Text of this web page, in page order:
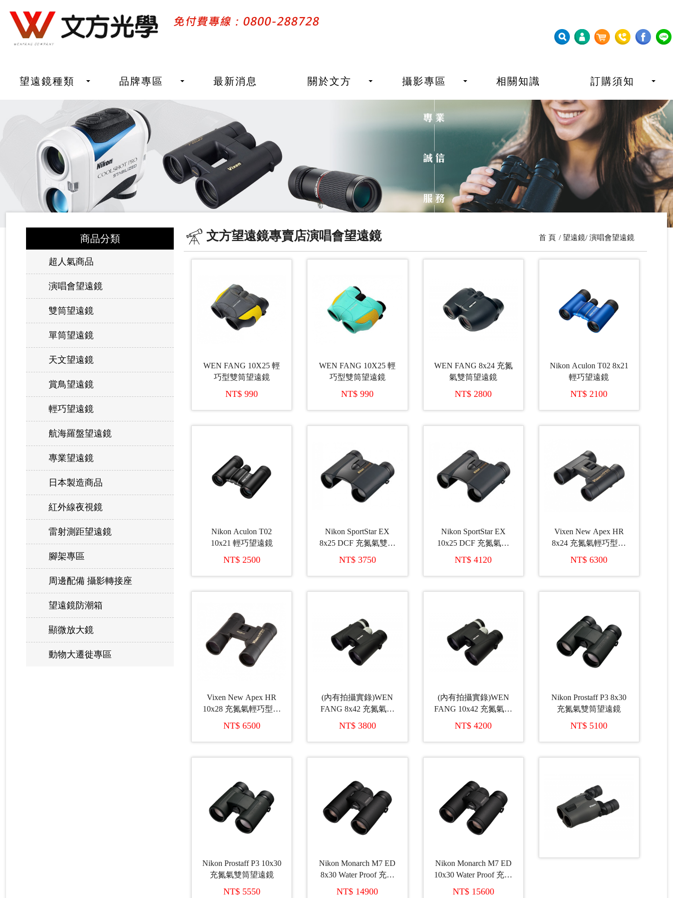
望遠鏡種類 品牌專區 最新消息 關於文方 攝影專區 相關知識 訂購須知
商品分類
超人氣商品
演唱會望遠鏡
雙筒望遠鏡
單筒望遠鏡
天文望遠鏡
賞鳥望遠鏡
輕巧望遠鏡
航海羅盤望遠鏡
專業望遠鏡
日本製造商品
紅外線夜視鏡
雷射測距望遠鏡
腳架專區
周邊配備 攝影轉接座
望遠鏡防潮箱
顯微放大鏡
動物大遷徙專區
文方望遠鏡專賣店演唱會望遠鏡 首 頁 望遠鏡 演唱會望遠鏡
WEN FANG 10X25 輕
巧型雙筒望遠鏡
NT$ 990
WEN FANG 10X25 輕
巧型雙筒望遠鏡
NT$ 990
WEN FANG 8x24 充氮
氣雙筒望遠鏡
NT$ 2800
Nikon Aculon T02 8x21
輕巧望遠鏡
NT$ 2100
Nikon Aculon T02
10x21 輕巧望遠鏡
NT$ 2500
Nikon SportStar EX
8x25 DCF 充氮氣雙筒
望遠鏡
NT$ 3750
Nikon SportStar EX
10x25 DCF 充氮氣雙
筒望遠鏡
NT$ 4120
Vixen New Apex HR
8x24 充氮氣輕巧型雙
筒望遠鏡 (日本製造)
NT$ 6300
Vixen New Apex HR
10x28 充氮氣輕巧型雙
筒望遠鏡 (日本製造)
NT$ 6500
(內有拍攝實錄)WEN
FANG 8x42 充氮氣雙
筒望遠鏡
NT$ 3800
(內有拍攝實錄)WEN
FANG 10x42 充氮氣雙
筒望遠鏡
NT$ 4200
Nikon Prostaff P3 8x30
充氮氣雙筒望遠鏡
NT$ 5100
Nikon Prostaff P3 10x30
充氮氣雙筒望遠鏡
NT$ 5550
Nikon Monarch M7 ED
8x30 Water Proof 充氮
氣雙筒望遠鏡
NT$ 14900
Nikon Monarch M7 ED
10x30 Water Proof 充氮
氣雙筒望遠鏡
NT$ 15600